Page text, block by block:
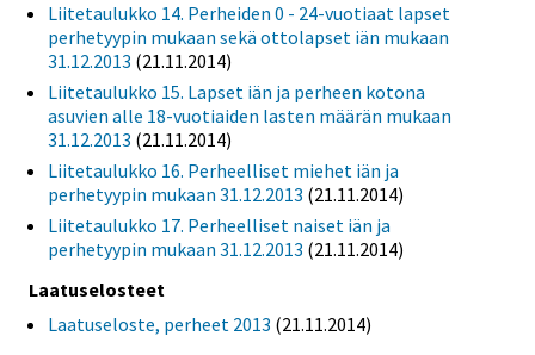
Liitetaulukko 14. Perheiden 0 - 24-vuotiaat lapset
perhetyypin mukaan sekä ottolapset iän mukaan
31.12.2013 (21.11.2014)
Liitetaulukko 15. Lapset iän ja perheen kotona
asuvien alle 18-vuotiaiden lasten määrän mukaan
31.12.2013 (21.11.2014)
Liitetaulukko 16. Perheelliset miehet iän ja
perhetyypin mukaan 31.12.2013 (21.11.2014)
Liitetaulukko 17. Perheelliset naiset iän ja
perhetyypin mukaan 31.12.2013 (21.11.2014)
Laatuselosteet
Laatuseloste, perheet 2013 (21.11.2014)